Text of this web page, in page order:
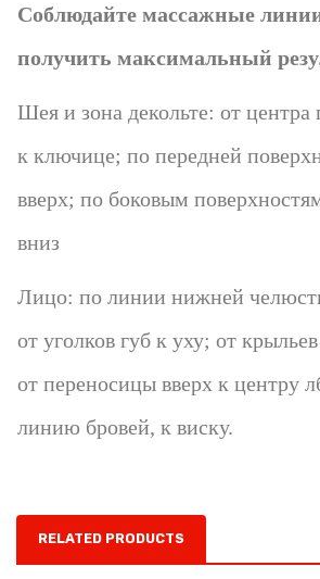
Соблюдайте массажные
получить максимальный
Шея и зона декольте: от центра
к ключице; по передней
вверх; по боковым
вниз
Лицо: по линии нижней
от уголков губ к уху; от
от переносицы вверх к центру
линию бровей, к виску.
RELATED PRODUCTS